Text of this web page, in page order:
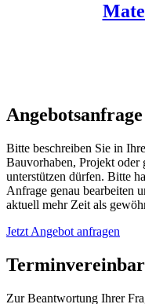
Angebotsanfrage
Bitte beschreiben Sie in
Bauvorhaben, Projekt
unterstützen dürfen. Bitte
Anfrage genau bearbeiten
aktuell mehr Zeit als
Jetzt Angebot anfragen
Zur Beantwortung Ihrer